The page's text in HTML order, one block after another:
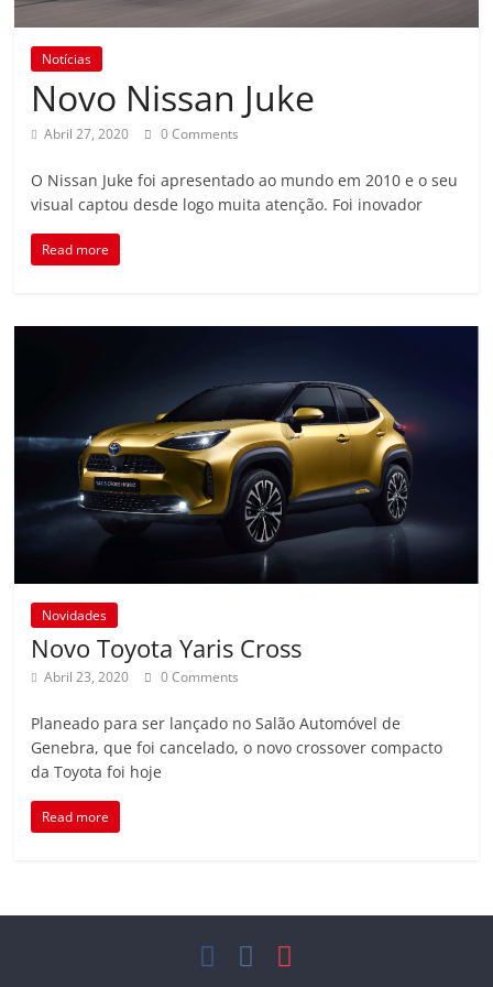
Notícias
Novo Nissan Juke
Abril 27, 2020 0 Comments
O Nissan Juke foi apresentado ao mundo em 2010 e o seu
visual captou desde logo muita atenção. Foi inovador
Read more
Novidades
Novo Toyota Yaris Cross
Abril 23, 2020 0 Comments
Planeado para ser lançado no Salão Automóvel de
Genebra, que foi cancelado, o novo crossover compacto
da Toyota foi hoje
Read more